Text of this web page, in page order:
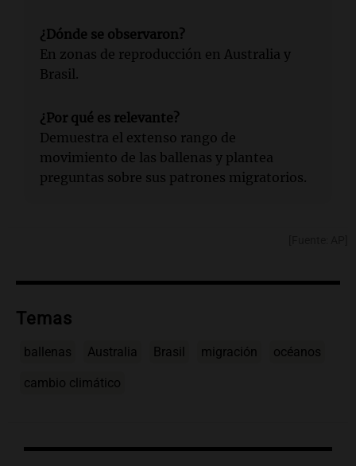
¿Dónde se observaron?
En zonas de reproducción en Australia y
Brasil.
¿Por qué es relevante?
Demuestra el extenso rango de
movimiento de las ballenas y plantea
preguntas sobre sus patrones migratorios.
Temas
ballenas Australia Brasil migración océanos
cambio climático